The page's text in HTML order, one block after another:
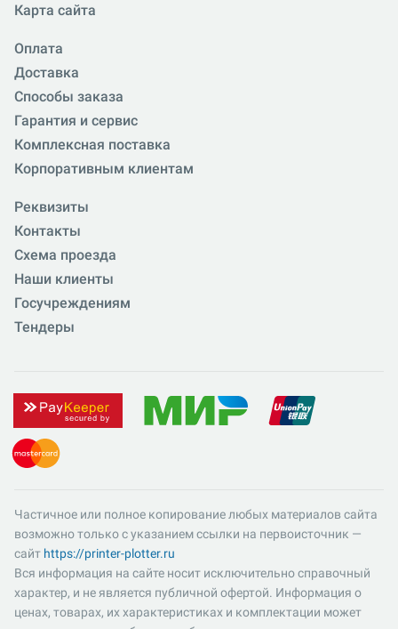
Карта сайта
Оплата
Доставка
Способы заказа
Гарантия и сервис
Комплексная поставка
Корпоративным клиентам
Реквизиты
Контакты
Схема проезда
Наши клиенты
Госучреждениям
Тендеры
Частичное или полное копирование любых материалов сайта
возможно только с указанием ссылки на первоисточник —
сайт https://printer-plotter.ru
Вся информация на сайте носит исключительно справочный
характер, и не является публичной офертой. Информация о
ценах, товарах, их характеристиках и комплектации может